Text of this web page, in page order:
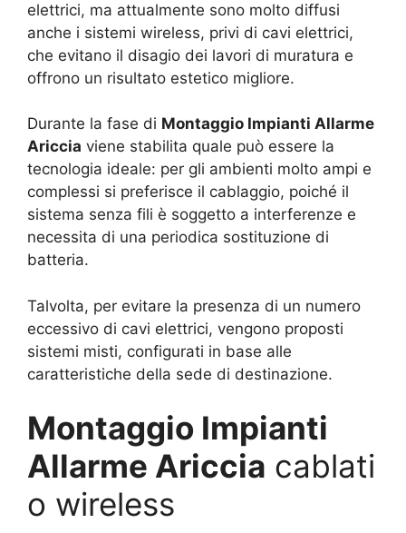
elettrici, ma attualmente sono molto diffusi
anche i sistemi wireless, privi di cavi elettrici,
che evitano il disagio dei lavori di muratura e
offrono un risultato estetico migliore.
Durante la fase di Montaggio Impianti Allarme
Ariccia viene stabilita quale può essere la
tecnologia ideale: per gli ambienti molto ampi e
complessi si preferisce il cablaggio, poiché il
sistema senza fili è soggetto a interferenze e
necessita di una periodica sostituzione di
batteria.
Talvolta, per evitare la presenza di un numero
eccessivo di cavi elettrici, vengono proposti
sistemi misti, configurati in base alle
caratteristiche della sede di destinazione.
Montaggio Impianti
Allarme Ariccia cablati
o wireless